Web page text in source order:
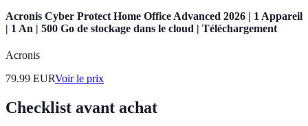
Acronis Cyber Protect Home Office Advanced 2026 | 1 Appareil
| 1 An | 500 Go de stockage dans le cloud | Téléchargement
Acronis
79.99 EURVoir le prix
Checklist avant achat